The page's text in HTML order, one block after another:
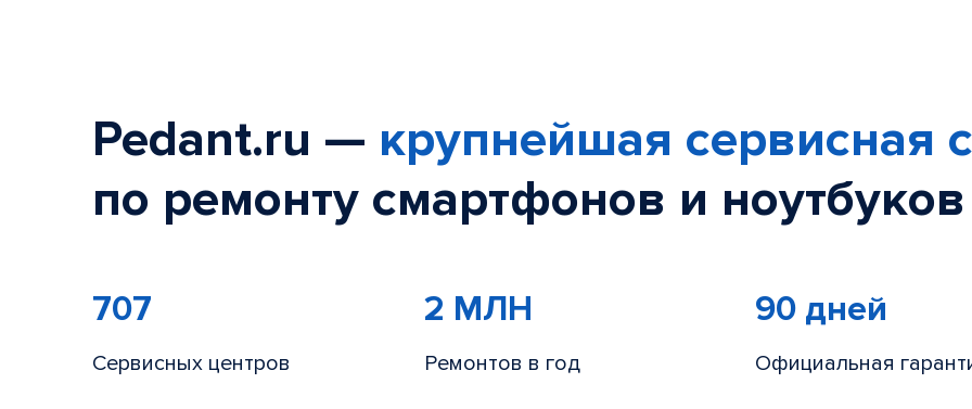
Pedant.ru — крупнейшая сервисная
по ремонту смартфонов и
707
Сервисных центров
2 МЛН
Ремонтов в год
90 дней
Официальная